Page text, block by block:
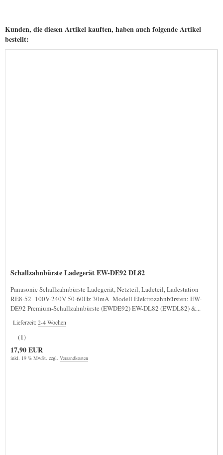
Kunden, die diesen Artikel kauften, haben auch folgende Artikel
bestellt:
Schallzahnbürste Ladegerät EW-DE92 DL82
Panasonic Schallzahnbürste Ladegerät, Netzteil, Ladeteil, Ladestation
RE8-52 100V-240V 50-60Hz 30mA Modell Elektrozahnbürsten: EW-
DE92 Premium-Schallzahnbürste (EWDE92) EW-DL82 (EWDL82) &...
Lieferzeit:2-4 Wochen
(1)
17,90 EUR
inkl. 19 % MwSt. zzgl. Versandkosten